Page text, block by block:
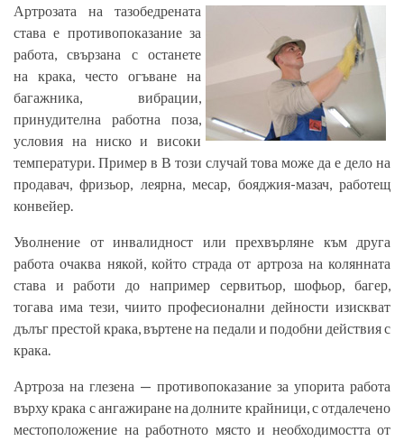
Артрозата на тазобедрената
става е противопоказание за
работа, свързана с останете
на крака, често огъване на
багажника, вибрации,
принудителна работна поза,
условия на ниско и високи
температури. Пример в В този случай това може да е дело на
продавач, фризьор, леярна, месар, бояджия-мазач, работещ
конвейер.
Уволнение от инвалидност или прехвърляне към друга
работа очаква някой, който страда от артроза на колянната
става и работи до например сервитьор, шофьор, багер,
тогава има тези, чиито професионални дейности изискват
дълъг престой крака, въртене на педали и подобни действия с
крака.
Артроза на глезена — противопоказание за упорита работа
върху крака с ангажиране на долните крайници, с отдалечено
местоположение на работното място и необходимостта от